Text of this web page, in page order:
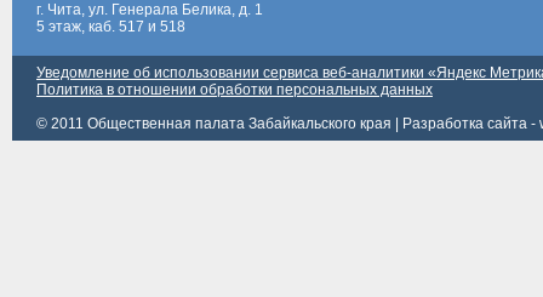
г. Чита, ул. Генерала Белика, д. 1
5 этаж, каб. 517 и 518
Уведомление об использовании сервиса веб-аналитики «Яндекс
Политика в отношении обработки персональных данных
© 2011 Общественная палата Забайкальского края |
Разработка сайта -